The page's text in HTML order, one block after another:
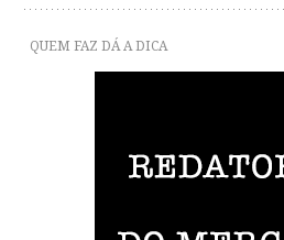
QUEM FAZ DÁ A DICA